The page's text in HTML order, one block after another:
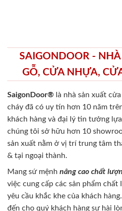
SAIGONDOOR -
GỖ, CỬA NHỰA,
SaigonDoor® là nhà sản xuất
cháy đã có uy tín hơn 10 năm
khách hàng và đại lý tin tưởng
chúng tôi sở hữu hơn 10
sản xuất nằm ở vị trí trung tâm
& tại ngoại thành.
Mang sứ mệnh nâng cao chất
việc cung cấp các sản phẩm chất
yêu cầu khắc khe của khách hàng.
đến cho quý khách hàng sự hài